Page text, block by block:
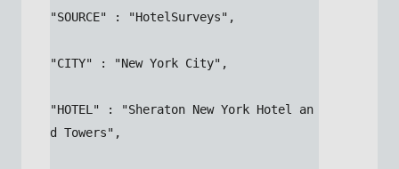
"SOURCE" : "HotelSurveys",
"CITY" : "New York City",
"HOTEL" : "Sheraton New York Hotel an
d Towers",